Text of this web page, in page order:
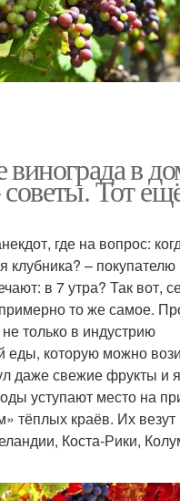
винограда в
Тот
где на вопрос:
клубника? – покупателю
в 7 утра? Так вот,
то же самое.
только в индустрию
еды, которую можно
даже свежие фрукты и
уступают место на
тёплых краёв. Их
Коста-Рики,